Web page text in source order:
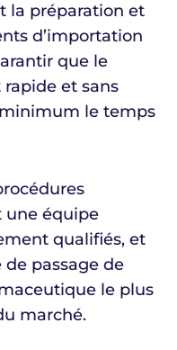
la préparation et
d’importation
que le
rapide et sans
le temps
une équipe
qualifiés, et
passage de
le plus
marché.